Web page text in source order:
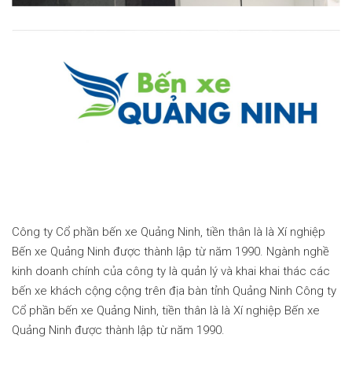
Công ty Cổ phần bến xe Quảng Ninh, tiền thân là là Xí nghiệp
Bến xe Quảng Ninh được thành lập từ năm 1990. Ngành nghề
kinh doanh chính của công ty là quản lý và khai khai thác các
bến xe khách cộng cộng trên địa bàn tỉnh Quảng Ninh Công ty
Cổ phần bến xe Quảng Ninh, tiền thân là là Xí nghiệp Bến xe
Quảng Ninh được thành lập từ năm 1990.